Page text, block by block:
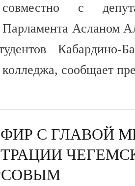
совместно с
Парламента Асланом
Кабардино-
колледжа, сообщает
С ГЛАВОЙ